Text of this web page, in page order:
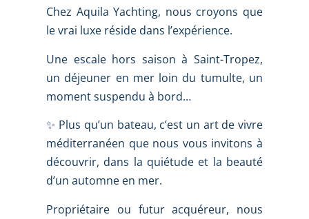
Chez Aquila Yachting, nous croyons que
le vrai luxe réside dans l’expérience.
Une escale hors saison à Saint-Tropez,
un déjeuner en mer loin du tumulte, un
moment suspendu à bord…
✨ Plus qu’un bateau, c’est un art de vivre
méditerranéen que nous vous invitons à
découvrir, dans la quiétude et la beauté
d’un automne en mer.
Propriétaire ou futur acquéreur, nous